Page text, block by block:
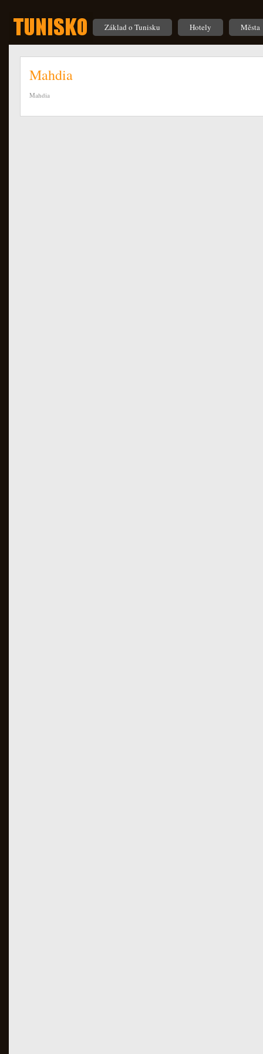
Základ o Tunisku Hotely Města
Mahdia
Mahdia